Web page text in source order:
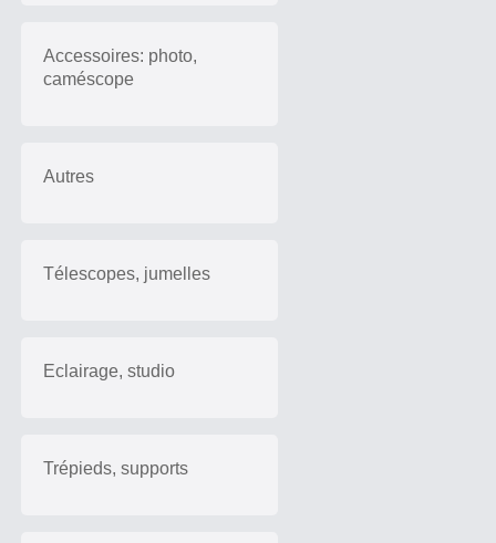
Accessoires: photo,
caméscope
Autres
Télescopes, jumelles
Eclairage, studio
Trépieds, supports